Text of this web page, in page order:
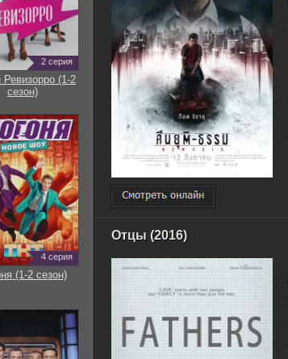
Отцы (2016)
2 серия
Ревизорро (1-2
сезон)
4 серия
(1-2 сезон)